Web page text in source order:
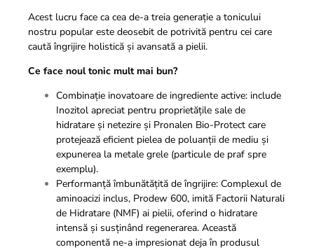
Acest lucru face ca cea de-a treia generație a tonicului
nostru popular este deosebit de potrivită pentru cei care
caută îngrijire holistică și avansată a pielii.
Ce face noul tonic mult mai bun?
Combinație inovatoare de ingrediente active: include
Inozitol apreciat pentru proprietățile sale de
hidratare și netezire și Pronalen Bio-Protect care
protejează eficient pielea de poluanții de mediu și
expunerea la metale grele (particule de praf spre
exemplu).
Performanță îmbunătățită de îngrijire: Complexul de
aminoacizi inclus, Prodew 600, imită Factorii Naturali
de Hidratare (NMF) ai pielii, oferind o hidratare
intensă și susținând regenerarea. Această
componentă ne-a impresionat deja în produsul